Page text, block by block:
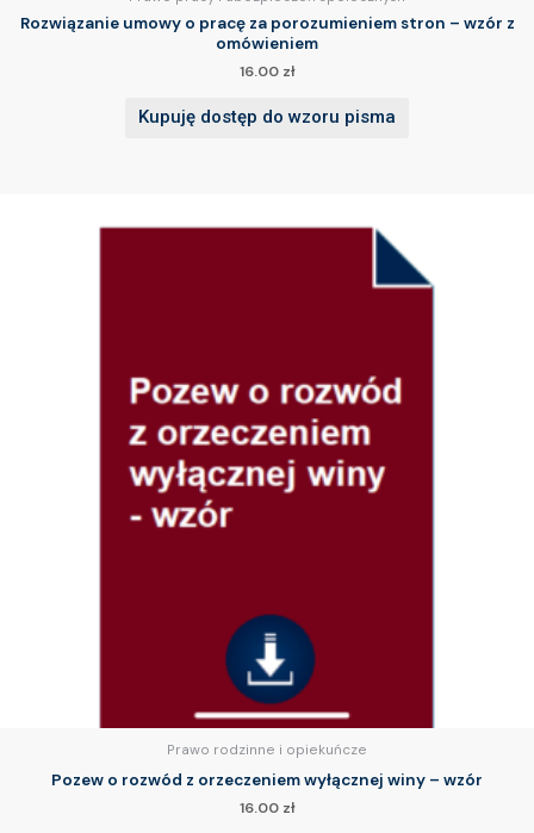
Rozwiązanie umowy o pracę za porozumieniem stron – wzór z
omówieniem
16.00 zł
Kupuję dostęp do wzoru pisma
Prawo rodzinne i opiekuńcze
Pozew o rozwód z orzeczeniem wyłącznej winy – wzór
16.00 zł